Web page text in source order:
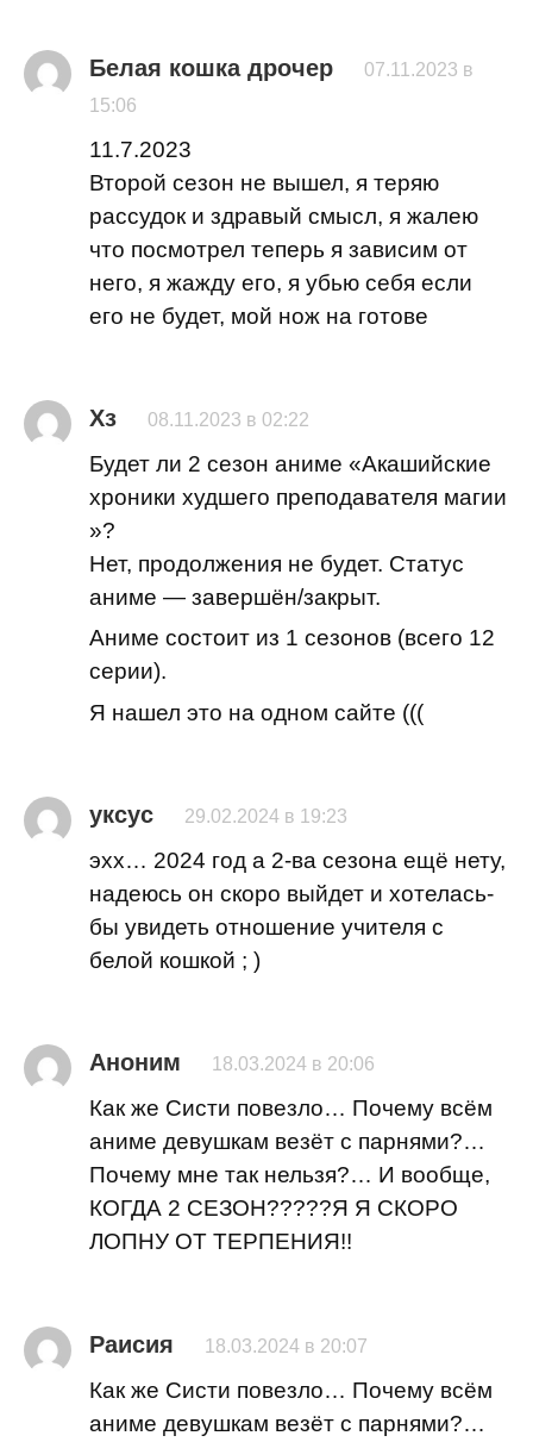
Белая кошка дрочер
07.11.2023 в
15:06
11.7.2023
Второй сезон не вышел, я теряю
рассудок и здравый смысл, я жалею
что посмотрел теперь я зависим от
него, я жажду его, я убью себя если
его не будет, мой нож на готове
Xз 08.11.2023 в 02:22
Будет ли 2 сезон аниме «Акашийские
хроники худшего преподавателя магии
»?
Нет, продолжения не будет. Статус
аниме — завершён/закрыт.
Аниме состоит из 1 сезонов (всего 12
серии).
Я нашел это на одном сайте (((
уксус 29.02.2024 в 19:23
эхх… 2024 год а 2-ва сезона ещë нету,
надеюсь он скоро выйдет и хотелась-
бы увидеть отношение учителя с
белой кошкой ; )
Аноним 18.03.2024 в 20:06
Как же Систи повезло… Почему всём
аниме девушкам везёт с парнями?…
Почему мне так нельзя?… И вообще,
КОГДА 2 СЕЗОН?????Я Я СКОРО
ЛОПНУ ОТ ТЕРПЕНИЯ!!
Раисия 18.03.2024 в 20:07
Как же Систи повезло… Почему всём
аниме девушкам везёт с парнями?…